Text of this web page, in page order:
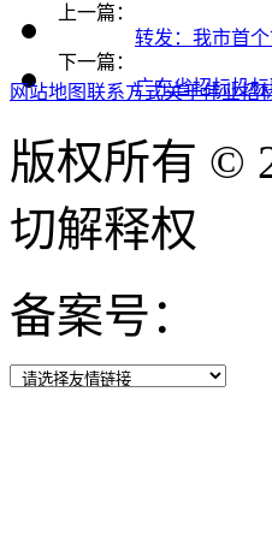
上一篇： 转发：我市首
下一篇：广东省招标投
网站地图联系方式关于伟业招
版权所有 ©
切解释权
备案号：